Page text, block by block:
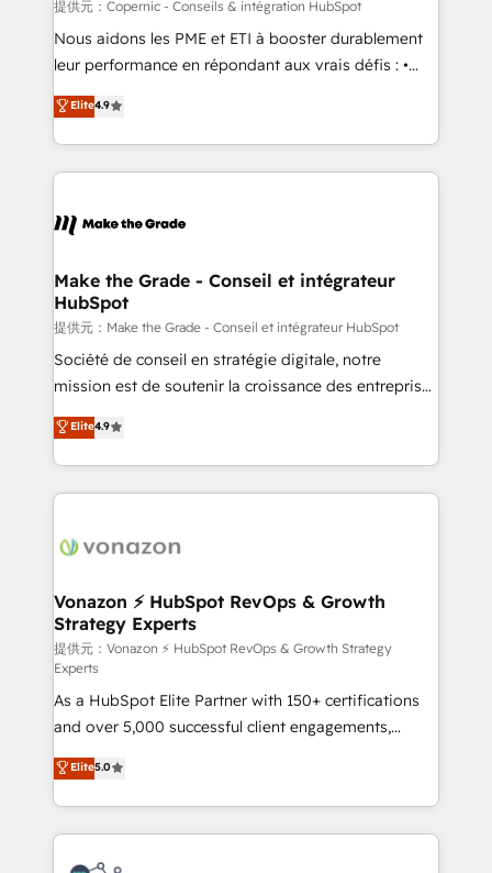
Canada, Germany, France, Belgium, Singapore, and
South Africa. Certified compliant with ISO/IEC
international offices and 175+ employees.
提供元：Copernic - Conseils & intégration HubSpot
Nous aidons les PME et ETI à booster durablement
leur performance en répondant aux vrais défis : •
Intégration de HubSpot avec d’autres outils (ERP,
téléphonie, etc.) • Alignement des équipes grâce à un
outil et des données partagées • Amélioration de la
collecte et de l’analyse des données pour des
de la productivité des équipes Notre équipe de 30
avec un engagement total, alignant processus
métiers et technologie, et guidant vos équipes à
travers le changement, tout en centrant vos objectifs
d’entreprise. Grâce à une méthodologie éprouvée
auprès de plus de 400 clients, nous comprenons
HubSpot dans votre organisation. Pour toute
question technique ou besoin de structuration de
Elite4.9
Make the Grade - Conseil et intégrateur
HubSpot
提供元：Make the Grade - Conseil et intégrateur HubSpot
Société de conseil en stratégie digitale, notre
mission est de soutenir la croissance des entreprises
B2B à travers l’acquisition de nouveaux clients,
l'intégration CRM et le développement des revenus
auprès de vos comptes existants. En France et à
l'international, nous travaillons avec des ETI
delà d’une simple transformation digitale et des
➤ L’intégration de CRM et de méthodologie RevOps
pour aligner les équipes marketing, commerciales et
support client (data migration, synchronisation API,
audit et maintenance) ➤ La création de sites internet
de conversion qui transforment les visiteurs en
opportunités d'affaires ➤ La mise en place de
stratégies d'acquisition marketing (SEO, SEA,
inbound, automatisation marketing, ABM, IA,
emailing) Informations clés : - 10 ans d'expérience -
100+ intégrations CRM HubSpot réussies - 40
experts conseil - 150 certifications HubSpot
Elite4.9
Vonazon ⚡ HubSpot RevOps & Growth
Strategy Experts
提供元：Vonazon ⚡ HubSpot RevOps & Growth Strategy
Experts
As a HubSpot Elite Partner with 150+ certifications
and over 5,000 successful client engagements,
Vonazon turns marketing complexity into
measurable, scalable growth. From onboarding to
enterprise-grade campaigns, our in-house team
builds scalable strategies that drive long-term
revenue. ⚙️ HubSpot Integration & Optimization •
Elite5.0